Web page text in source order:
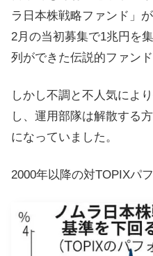
ラ日本株戦略ファンド」
2月の当初募集で1兆円を
列ができた伝説的ファンド
しかし不調と不人気によ
し、運用部隊は解散する
になっていました。
2000年以降の対TOPIXパ